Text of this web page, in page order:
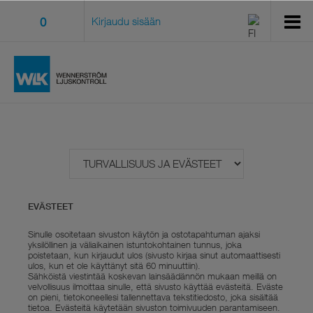
0 Kirjaudu sisään
EVÄSTEET
Sinulle osoitetaan sivuston käytön ja ostotapahtuman ajaksi
yksilöllinen ja väliaikainen istuntokohtainen tunnus, joka
poistetaan, kun kirjaudut ulos (sivusto kirjaa sinut automaattisesti
ulos, kun et ole käyttänyt sitä 60 minuuttiin).
Sähköistä viestintää koskevan lainsäädännön mukaan meillä on
velvollisuus ilmoittaa sinulle, että sivusto käyttää evästeitä. Eväste
on pieni, tietokoneellesi tallennettava tekstitiedosto, joka sisältää
tietoa. Evästeitä käytetään sivuston toimivuuden parantamiseen.